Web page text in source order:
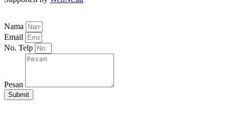
Nama
Email
No. Telp
Pesan
Submit